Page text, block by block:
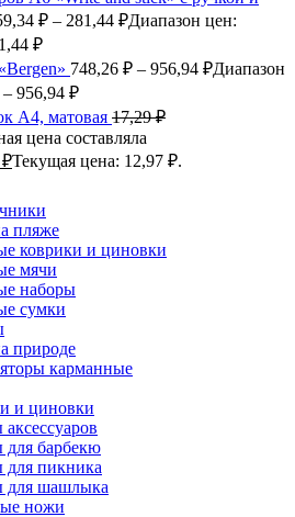
₽ – 281,44 ₽Диапазон цен:
₽
748,26 ₽ – 956,94 ₽Диапазон
956,94 ₽
А4, матовая 17,29₽
цена составляла
₽Текущая цена: 12,97 ₽.
пляже
коврики и циновки
мячи
наборы
сумки
природе
карманные
и циновки
барбекю
пикника
для шашлыка
ножи